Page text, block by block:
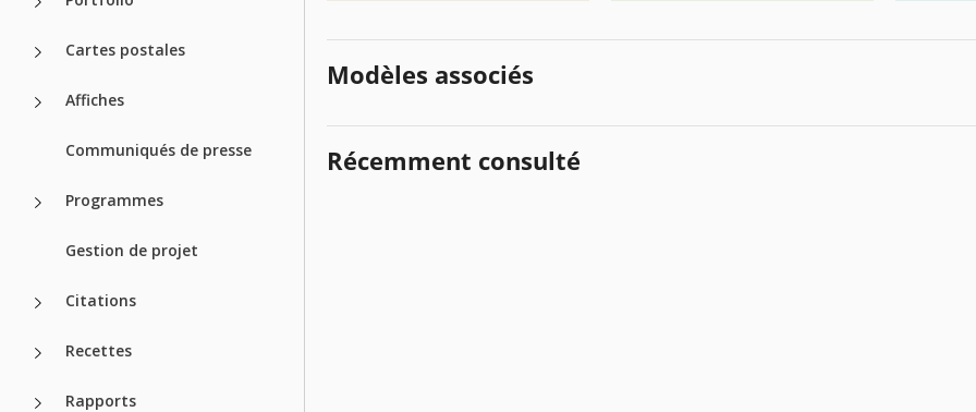
Cartes postales
Affiches
Communiqués de presse
Programmes
Gestion de projet
Citations
Recettes
Rapports
Modèles associés
Récemment consulté